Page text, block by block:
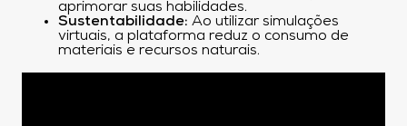
aprimorar suas habilidades.
Sustentabilidade: Ao utilizar simulações
virtuais, a plataforma reduz o consumo de
materiais e recursos naturais.